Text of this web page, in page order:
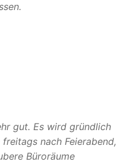
gut. Es wird gründlich
nach Feierabend,
Büroräume